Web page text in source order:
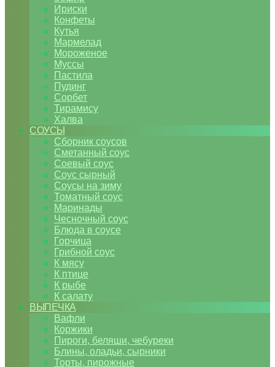
Ириски
Конфеты
Кутья
Мармелад
Мороженое
Муссы
Пастила
Пудинг
Сорбет
Тирамису
Халва
СОУСЫ
Сборник соусов
Сметанный соус
Соевый соус
Соус сырный
Соусы на зиму
Томатный соус
Маринады
Чесночный соус
Блюда в соусе
Горчица
Грибной соус
К мясу
К птице
К рыбе
К салату
ВЫПЕЧКА
Вафли
Коржики
Пироги, беляши, чебуреки
Блины, оладьи, сырники
Торты, пирожные